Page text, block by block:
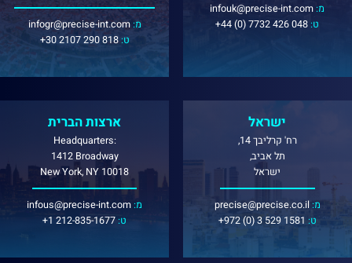
infogr@precise-int.com :מ
+30 2107 290 818:ט
infouk@precise-int.com :מ
+44 (0) 7732 426 048 :ט
ארצות הברית
Headquarters:
1412 Broadway
New York, NY 10018
infous@precise-int.com :מ
+1 212-835-1677:ט
ישראל
רח' קרליבך 14,
תל אביב,
ישראל
precise@precise.co.il :מ
+972 (0) 3 529 1581 :ט